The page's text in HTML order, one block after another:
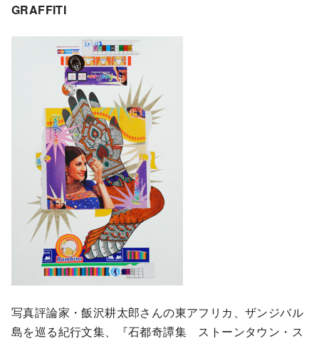
GRAFFITI
写真評論家・飯沢耕太郎さんの東アフリカ、ザンジバル
島を巡る紀行文集、『石都奇譚集 ストーンタウン・ス